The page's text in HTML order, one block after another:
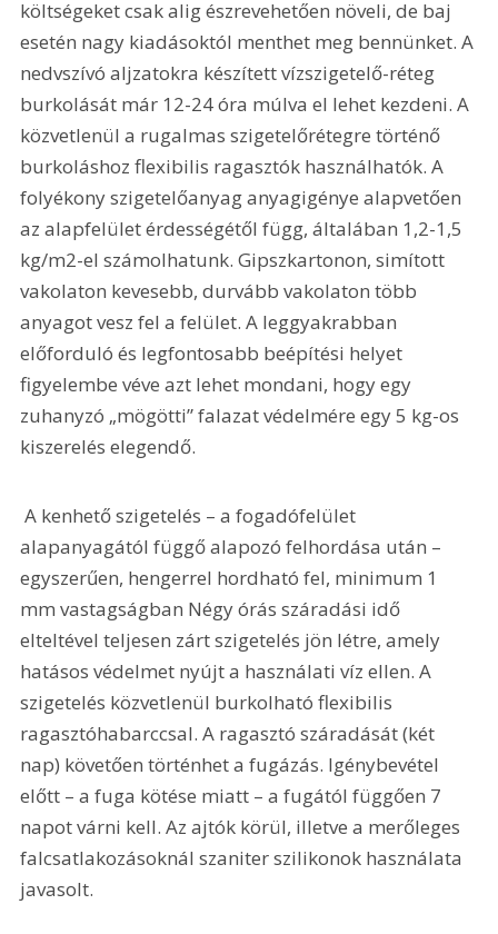
költségeket csak alig észrevehetően növeli, de baj
esetén nagy kiadásoktól menthet meg bennünket. A
nedvszívó aljzatokra készített vízszigetelő-réteg
burkolását már 12-24 óra múlva el lehet kezdeni. A
közvetlenül a rugalmas szigetelőrétegre történő
burkoláshoz flexibilis ragasztók használhatók. A
folyékony szigetelőanyag anyagigénye alapvetően
az alapfelület érdességétől függ, általában 1,2-1,5
kg/m2-el számolhatunk. Gipszkartonon, simított
vakolaton kevesebb, durvább vakolaton több
anyagot vesz fel a felület. A leggyakrabban
előforduló és legfontosabb beépítési helyet
figyelembe véve azt lehet mondani, hogy egy
zuhanyzó „mögötti” falazat védelmére egy 5 kg-os
kiszerelés elegendő.
A kenhető szigetelés – a fogadófelület
alapanyagától függő alapozó felhordása után –
egyszerűen, hengerrel hordható fel, minimum 1
mm vastagságban Négy órás száradási idő
elteltével teljesen zárt szigetelés jön létre, amely
hatásos védelmet nyújt a használati víz ellen. A
szigetelés közvetlenül burkolható flexibilis
ragasztóhabarccsal. A ragasztó száradását (két
nap) követően történhet a fugázás. Igénybevétel
előtt – a fuga kötése miatt – a fugától függően 7
napot várni kell. Az ajtók körül, illetve a merőleges
falcsatlakozásoknál szaniter szilikonok használata
javasolt.